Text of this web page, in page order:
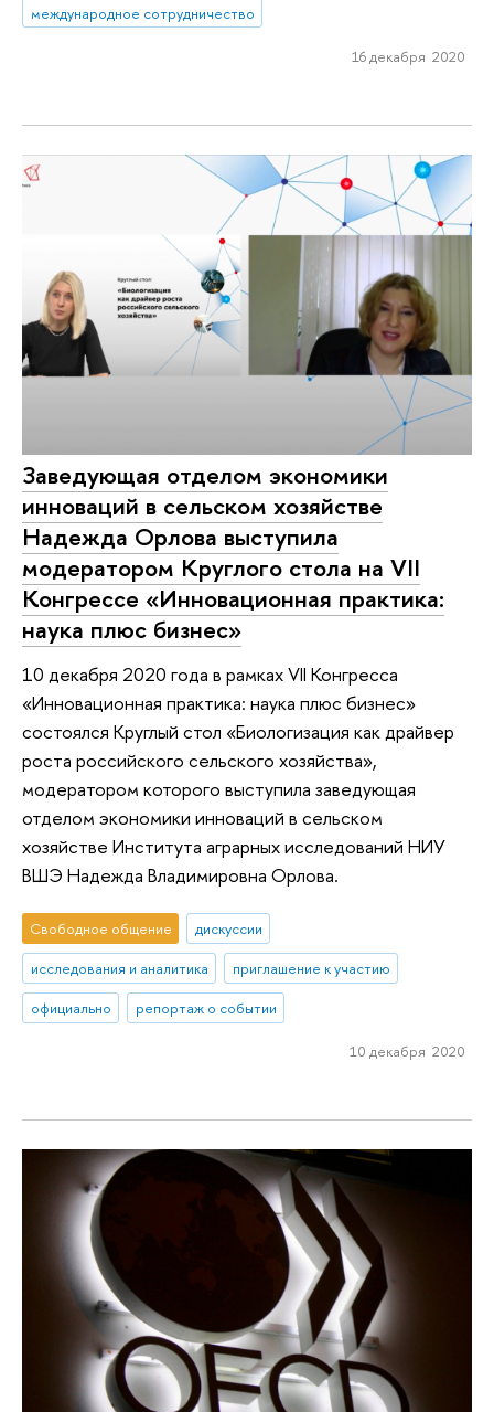
международное сотрудничество
16 декабря 2020
Заведующая отделом экономики
инноваций в сельском хозяйстве
Надежда Орлова выступила
модератором Круглого стола на VII
Конгрессе «Инновационная практика:
наука плюс бизнес»
10 декабря 2020 года в рамках VII Конгресса
«Инновационная практика: наука плюс бизнес»
состоялся Круглый стол «Биологизация как драйвер
роста российского сельского хозяйства»,
модератором которого выступила заведующая
отделом экономики инноваций в сельском
хозяйстве Института аграрных исследований НИУ
ВШЭ Надежда Владимировна Орлова.
Свободное общение
дискуссии
исследования и аналитика
приглашение к участию
официально
репортаж о событии
10 декабря 2020